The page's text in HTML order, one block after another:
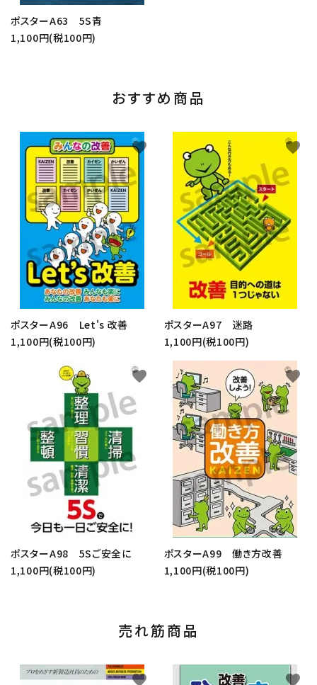
ポスターA63 5S青
1,100円(税100円)
おすすめ商品
ポスターA96 Let's 改善
1,100円(税100円)
favorite
ポスターA97 迷路
1,100円(税100円)
favorite
ポスターA98 5Sご安全に
1,100円(税100円)
favorite
ポスターA99 働き方改善
1,100円(税100円)
favorite
売れ筋商品
favorite favorite